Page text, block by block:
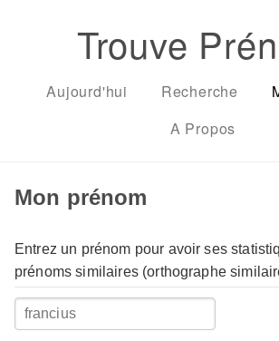
Trouve
Aujourd'hui Recherche
A Propos
Mon prénom
Entrez un prénom pour avoir ses
prénoms similaires (orthographe